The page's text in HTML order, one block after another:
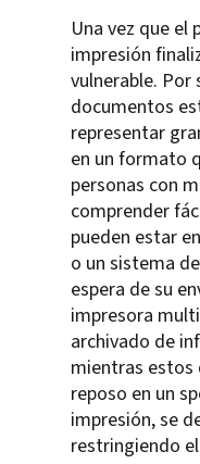
Una vez que el
impresión
vulnerable. Por
documentos
representar
en un formato
personas con
comprender
pueden estar
o un sistema
espera de su
impresora
archivado de
mientras estos
reposo en un
impresión, se
restringiendo